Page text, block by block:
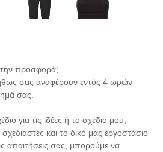
προσφορά;
σας αναφέρουν εντός 4 ωρών
σας.
για τις ιδέες ή το σχέδιο μου;
και το δικό μας εργοστάσιο
απαιτήσεις σας, μπορούμε να